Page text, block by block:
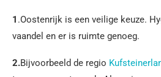
1 .Oostenrijk is een veilige keuze.
vaandel en er is ruimte genoeg.
2.Bijvoorbeeld de regio